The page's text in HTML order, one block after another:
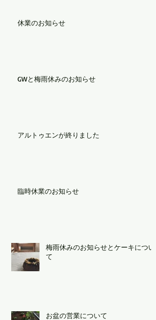
休業のお知らせ
GWと梅雨休みのお知らせ
アルトゥエンが終りました
臨時休業のお知らせ
梅雨休みのお知らせとケーキについ
て
お盆の営業について